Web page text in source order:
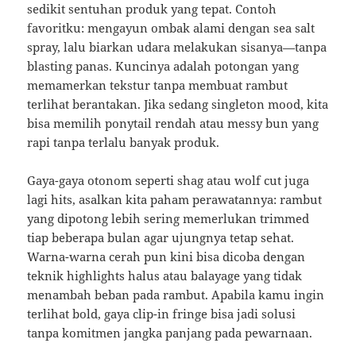
sedikit sentuhan produk yang tepat. Contoh
favoritku: mengayun ombak alami dengan sea salt
spray, lalu biarkan udara melakukan sisanya—tanpa
blasting panas. Kuncinya adalah potongan yang
memamerkan tekstur tanpa membuat rambut
terlihat berantakan. Jika sedang singleton mood, kita
bisa memilih ponytail rendah atau messy bun yang
rapi tanpa terlalu banyak produk.
Gaya-gaya otonom seperti shag atau wolf cut juga
lagi hits, asalkan kita paham perawatannya: rambut
yang dipotong lebih sering memerlukan trimmed
tiap beberapa bulan agar ujungnya tetap sehat.
Warna-warna cerah pun kini bisa dicoba dengan
teknik highlights halus atau balayage yang tidak
menambah beban pada rambut. Apabila kamu ingin
terlihat bold, gaya clip-in fringe bisa jadi solusi
tanpa komitmen jangka panjang pada pewarnaan.